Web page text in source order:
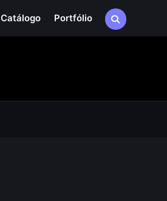
Catálogo Portfólio